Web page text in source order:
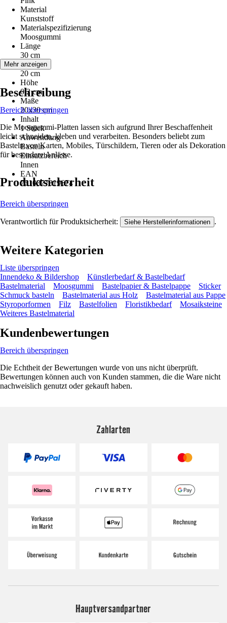
Material
Kunststoff
Materialspezifizierung
Moosgummi
Länge
30 cm
Breite
20 cm
Höhe
0,2 cm
Maße
20x30 cm
Inhalt
1 Stück
Anwendung
Basteln
Einsatzbereich
Innen
EAN
7610877319674
Mehr anzeigen
Beschreibung
Bereich überspringen
Die Moosgummi-Platten lassen sich aufgrund Ihrer Beschaffenheit
leicht schneiden, kleben und verarbeiten. Besonders beliebt zum
Basteln von Karten, Mobiles, Türschildern, Tieren oder als Dekoration
für besondere Anlässe.
Produktsicherheit
Bereich überspringen
Verantwortlich für Produktsicherheit: Siehe Herstellerinformationen .
Weitere Kategorien
Liste überspringen
Innendeko & Bildershop
Künstlerbedarf & Bastelbedarf
Bastelmaterial
Moosgummi Bastelpapier & Bastelpappe
Sticker
Schmuck basteln
Bastelmaterial aus Holz
Bastelmaterial aus Pappe
Styroporformen
Filz Bastelfolien Floristikbedarf
Mosaiksteine
Weiteres Bastelmaterial
Kundenbewertungen
Bereich überspringen
Die Echtheit der Bewertungen wurde von uns nicht überprüft.
Bewertungen können auch von Kunden stammen, die die Ware nicht
nachweislich genutzt oder gekauft haben.
Zahlarten
Hauptversandpartner